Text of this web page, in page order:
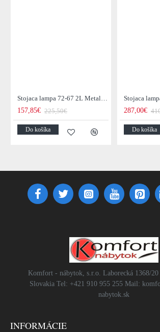
Stojaca lampa 72-67 2L Metal Blinds
157,85€ 225,50€
Do košíka
Stojaca
287,00€
Do košíka
Komfort - nábytok, s.r.o. Laborecká 1368/
Slovakia Tel: +421 910 955 255 Mail:
nabytok.sk
INFORMÁCIE